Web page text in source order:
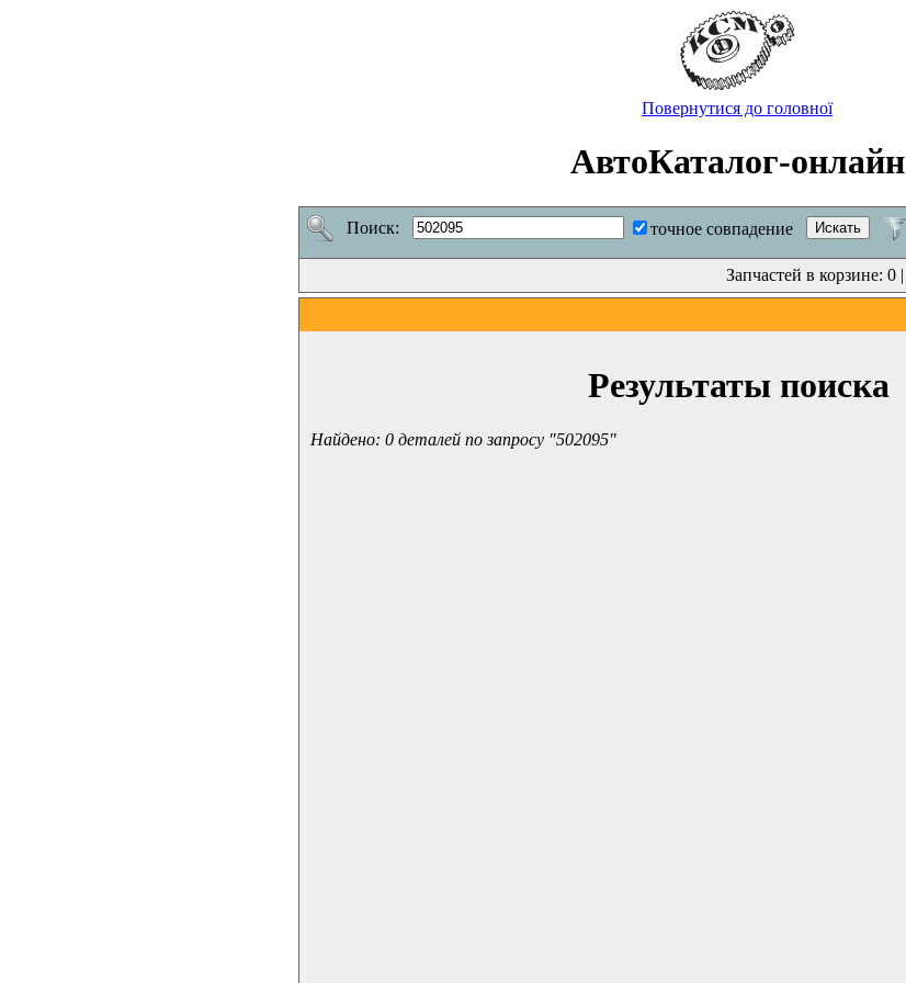
Повернутися до головної
АвтоКаталог-онлайн
Поиск: точное совпадение
Запчастей в корзине: 0 |
Результаты поиска
Найдено: 0 деталей по запросу "502095"